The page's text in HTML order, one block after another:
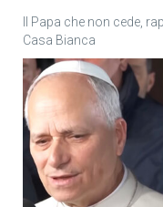
Il Papa che non cede,
Casa Bianca